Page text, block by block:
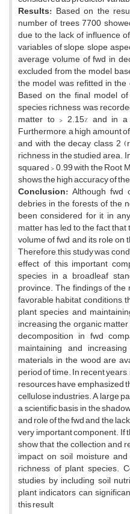
Results: Based on the
number of trees 7700
due to the lack of influence
variables of slope, slope
average volume of fwd in
excluded from the model
the model was refitted in
Based on the final model
species richness was
matter to > 2.15% and in
Furthermore, a high amount
and with the decay class 2
richness in the studied area.
squared > 0.99 with the Root
shows the high accuracy of
Conclusion: Although fwd
debries in the forests of the
been considered for it in
matter has led to the fact
volume of fwd and its role
Therefore, this study was
effect of this important
species in a broadleaf
province. The findings of
favorable habitat conditions,
plant species and
increasing the organic
decomposition in fwd
maintaining and
materials in the wood are
period of time. In recent
resources have emphasized
cellulose industries. A large
a scientific basis in the
and role of the fwd and the
very important component. If
show that the collection and
impact on soil moisture
richness of plant species.
studies by including soil
plant indicators can
this result